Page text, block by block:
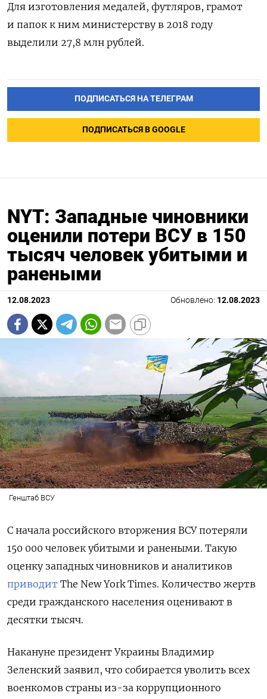
Для изготовления медалей, футляров, грамот
и папок к ним ​министерству в 2018 году
выделили 27,8 млн рублей.
ПОДПИСАТЬСЯ НА ТЕЛЕГРАМ
ПОДПИСАТЬСЯ В GOOGLE
NYT: Западные чиновники
оценили потери ВСУ в 150
тысяч человек убитыми и
ранеными
12.08.2023 Обновлено: 12.08.2023
Генштаб ВСУ
С начала российского вторжения ВСУ потеряли
150 000 человек убитыми и ранеными. Такую
оценку западных чиновников и аналитиков
приводит The New York Times. Количество жертв
среди гражданского населения оценивают в
десятки тысяч.
Накануне президент Украины Владимир
Зеленский заявил, что собирается уволить всех
военкомов страны из-за коррупционного